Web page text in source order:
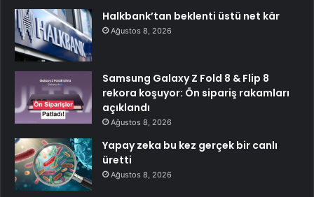
Halkbank’tan beklenti üstü net kâr
Ağustos 8, 2026
Samsung Galaxy Z Fold 8 & Flip 8
rekora koşuyor: Ön sipariş rakamları
açıklandı
Ağustos 8, 2026
Yapay zeka bu kez gerçek bir canlı
üretti
Ağustos 8, 2026